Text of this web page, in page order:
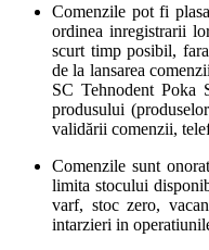
Comenzile pot fi
ordinea inregistrarii
scurt timp posibil,
de la lansarea
SC Tehnodent Poka
produsului
validării comenzii,
Comenzile sunt
limita stocului
varf, stoc zero,
intarzieri in